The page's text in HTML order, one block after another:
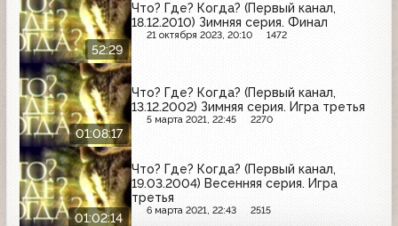
52:29
Что? Где? Когда? (Первый канал,
18.12.2010) Зимняя серия. Финал
21 октября 2023, 20:10 1472
01:08:17
Что? Где? Когда? (Первый канал,
13.12.2002) Зимняя серия. Игра третья
5 марта 2021, 22:45 2270
01:02:14
Что? Где? Когда? (Первый канал,
19.03.2004) Весенняя серия. Игра
третья
6 марта 2021, 22:43 2515